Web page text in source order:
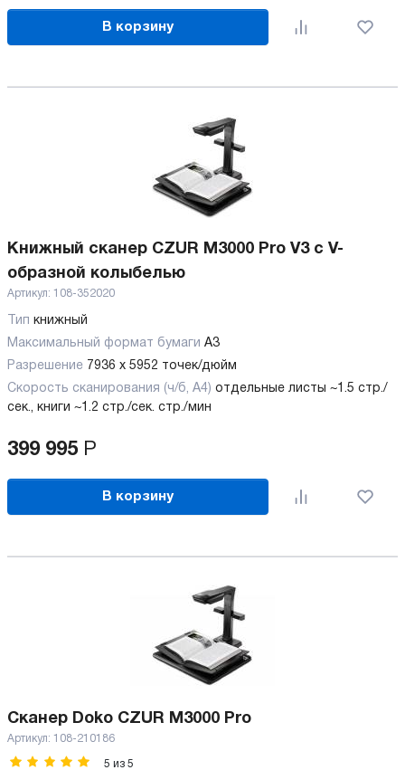
В корзину
Книжный сканер CZUR M3000 Pro V3 с V-
образной колыбелью
Артикул: 108-352020
Тип книжный
Максимальный формат бумаги А3
Разрешение 7936 x 5952 точек/дюйм
Скорость сканирования (ч/б, А4) отдельные листы ~1.5 стр./
сек., книги ~1.2 стр./сек. стр./мин
399 995 Р
В корзину
Сканер Doko CZUR M3000 Pro
Артикул: 108-210186
5 из 5